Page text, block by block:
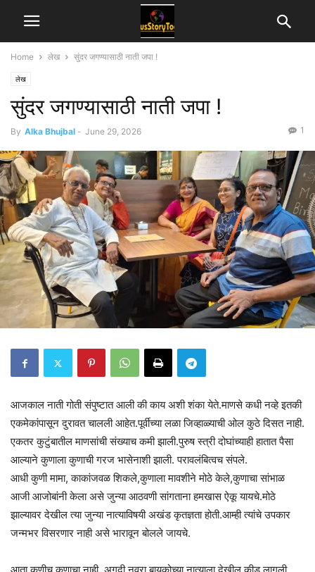
Home लेख सुंदर जगण्यासाठी नाती जपा !
लेख
सुंदर जगण्यासाठी नाती जपा !
By Alka Bhujbal - June 29, 2026 1
आजकाल नाती गोती संपुष्टात आली की काय अशी शंका येते.माणसे कधी नव्हे इतकी
एकमेकांपासून दुरावत चालली आहेत.पूर्वीच्या लळा जिव्हाळ्याची ओल कुठे दिसत नाही.
एकतर कुटुंबातील माणसांची संख्याच कमी झाली.पुरुष स्त्री दोघांच्याही हातात पैसा
आल्याने कुणाला कुणाची गरज भासेनाशी झाली. परावलंबित्वच संपले.
आधी कुणी मामा, काकांजवळ शिकले,कुणाला मावशीने मोठे केले,कुणाचा सांभाळ
आजी आजोबांनी केला असे जुन्या आठवणी सांगताना हमखास ऐकू यायचे.मोठे
झाल्यावर देखील त्या जुन्या नात्याविषयी अखंड कृतज्ञता होती.आम्ही त्यांचे उपकार
जन्मभर विसरणार नाही असे भारावून बोलले जायचे.